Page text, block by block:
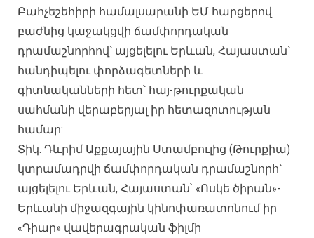
Բահչեշեհիրի համալսարանի ԵՄ հարցերով
բաժնից կաջակցվի ճամփորդական
դրամաշնորհով՝ այցելելու Երևան, Հայաստան՝
հանդիպելու փորձագետների և
գիտնականների հետ՝ հայ-թուրքական
սահմանի վերաբերյալ իր հետազոտության
համար:
Տիկ. Դևրիմ Աքքայային Ստամբուլից (Թուրքիա)
կտրամադրվի ճամփորդական դրամաշնորհ՝
այցելելու Երևան, Հայաստան՝ «Ոսկե ծիրան»-
Երևանի միջազգային կինոփառատոնում իր
«Դիար» վավերագրական ֆիլմի